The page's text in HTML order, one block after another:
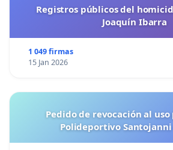
Registros públicos del
Joaquín Ibarra
1 049 firmas
15 Jan 2026
Pedido de revocación al
Polideportivo Santojanni